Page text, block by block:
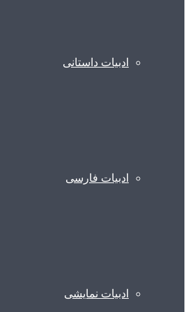
ادبیات داستانی
ادبیات فارسی
ادبیات نمایشی